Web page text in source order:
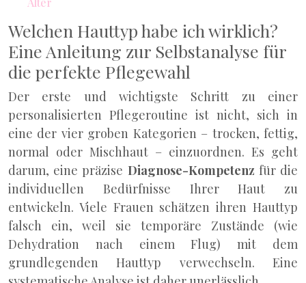
Welchen Hauttyp habe ich wirklich?
Eine Anleitung zur Selbstanalyse für
die perfekte Pflegewahl
Der erste und wichtigste Schritt zu einer
personalisierten Pflegeroutine ist nicht, sich in
eine der vier groben Kategorien – trocken, fettig,
normal oder Mischhaut – einzuordnen. Es geht
darum, eine präzise Diagnose-Kompetenz für die
individuellen Bedürfnisse Ihrer Haut zu
entwickeln. Viele Frauen schätzen ihren Hauttyp
falsch ein, weil sie temporäre Zustände (wie
Dehydration nach einem Flug) mit dem
grundlegenden Hauttyp verwechseln. Eine